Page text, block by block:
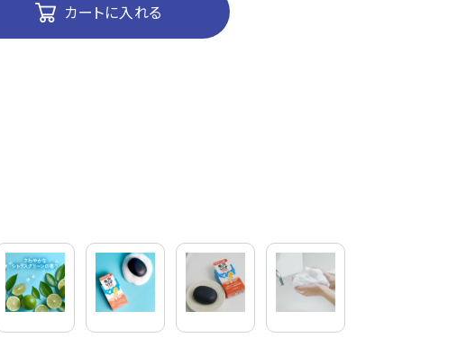
カートに入れる